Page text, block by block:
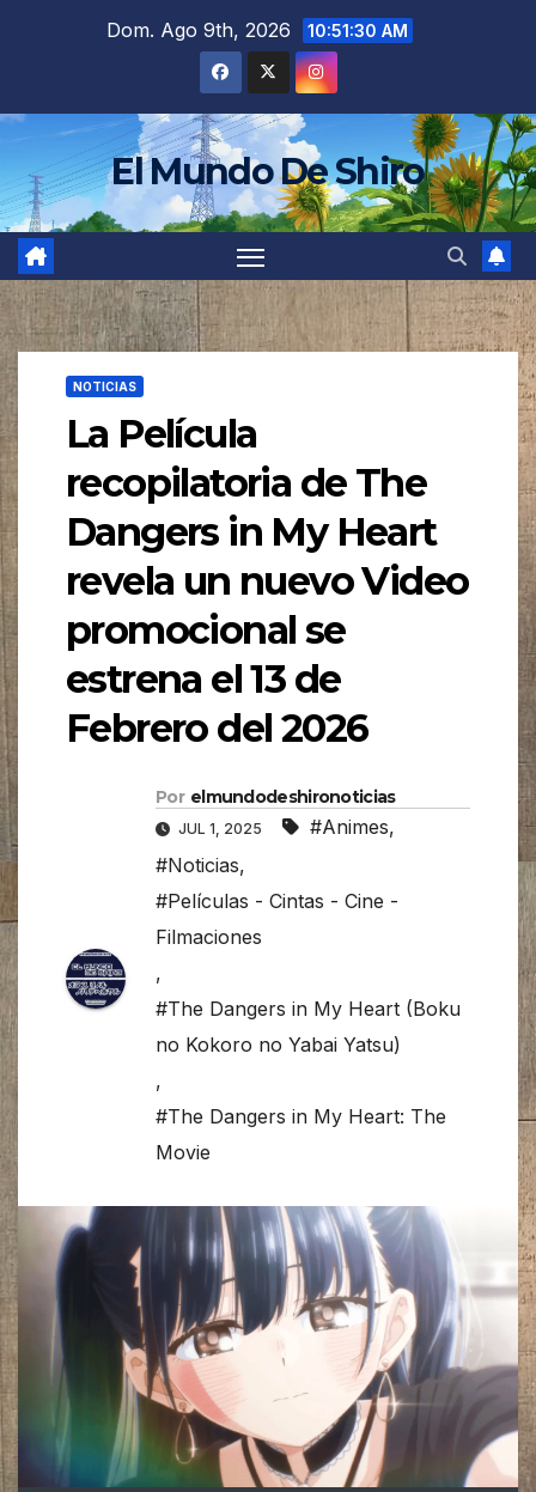
Dom. Ago 9th, 2026 10:51:33 AM
El Mundo De Shiro
NOTICIAS
La Película
recopilatoria de The
Dangers in My Heart
revela un nuevo Video
promocional se
estrena el 13 de
Febrero del 2026
Por elmundodeshironoticias
JUL 1, 2025 #Animes,
#Noticias,
#Películas - Cintas - Cine -
Filmaciones
,
#The Dangers in My Heart (Boku
no Kokoro no Yabai Yatsu)
,
#The Dangers in My Heart: The
Movie